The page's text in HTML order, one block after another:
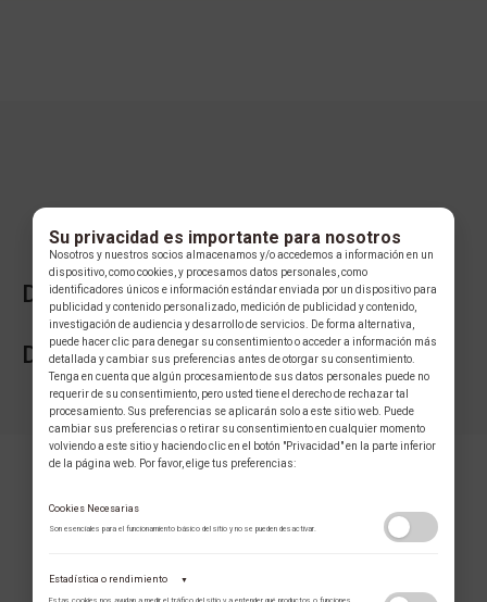
DESCRIPCIÓN DE LA COLECCIÓN
DESCRIPCIÓN DE LA MARCA
Su privacidad es importante para nosotros
Nosotros y nuestros socios almacenamos y/o accedemos a información en un
dispositivo, como cookies, y procesamos datos personales, como
identificadores únicos e información estándar enviada por un dispositivo para
publicidad y contenido personalizado, medición de publicidad y contenido,
investigación de audiencia y desarrollo de servicios. De forma alternativa,
puede hacer clic para denegar su consentimiento o acceder a información más
detallada y cambiar sus preferencias antes de otorgar su consentimiento.
Tenga en cuenta que algún procesamiento de sus datos personales puede no
requerir de su consentimiento, pero usted tiene el derecho de rechazar tal
procesamiento. Sus preferencias se aplicarán solo a este sitio web. Puede
cambiar sus preferencias o retirar su consentimiento en cualquier momento
volviendo a este sitio y haciendo clic en el botón "Privacidad" en la parte inferior
de la página web. Por favor, elige tus preferencias:
Cookies Necesarias
Son esenciales para el funcionamiento básico del sitio y no se pueden desactivar.
Estadística o rendimiento ▼